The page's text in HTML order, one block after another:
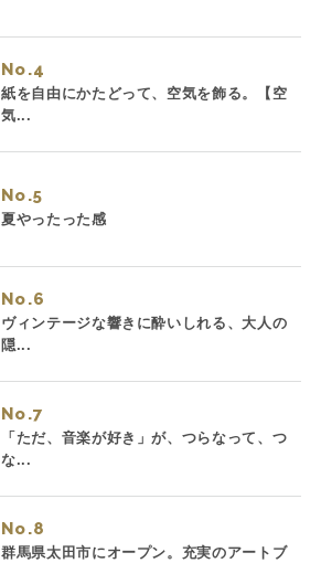
No.
紙を自由にかたどって、空気を飾る。【空
気...
No.
夏やったった感
No.
ヴィンテージな響きに酔いしれる、大人の
隠...
No.
「ただ、音楽が好き」が、つらなって、つ
な...
No.
群馬県太田市にオープン。充実のアートブ